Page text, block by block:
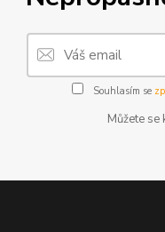
Souhlasím se
Můžete